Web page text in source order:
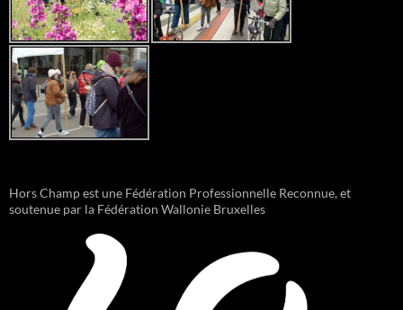
Hors Champ est une Fédération Professionnelle Reconnue, et
soutenue par la Fédération Wallonie Bruxelles